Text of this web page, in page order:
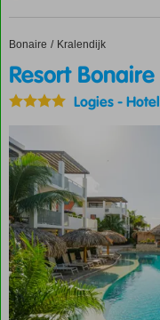
genieten
Direct
toegang
tot het
Home
Bonaire Kralendijk
Resort Bonaire
Resort Bonaire
Logies-Hotel